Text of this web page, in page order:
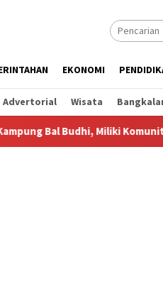
EKONOMI
Advertorial Wisata
Miliki Komunitas Bal Budhi